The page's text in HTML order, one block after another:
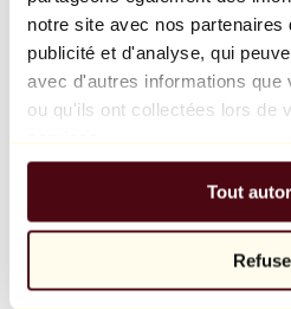
notre site avec nos
publicité et d'analyse, qui
avec d'autres informations que
ou qu'ils ont collectées lors de
Tout
Balloon Dog (Orange)
Jeff Koons
10 000 €
Parcourir
Tous les sculpteurs
Tous les